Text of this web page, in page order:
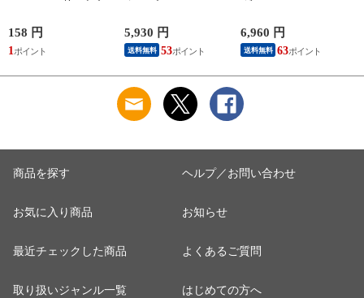
【返品種別A】
158 円
1
テンゴク ミラクルス
タ-ズ 【返品種別B】
5,930 円
送料無料 53
ラトゥ-ン レイダ-ス
【返品種別B】
6,960 円
送料無料 63
商品を探す
お気に入り商品
最近チェックした商品
取り扱いジャンル一覧
ヘルプ／お問い合わせ
お知らせ
よくあるご質問
はじめての方へ